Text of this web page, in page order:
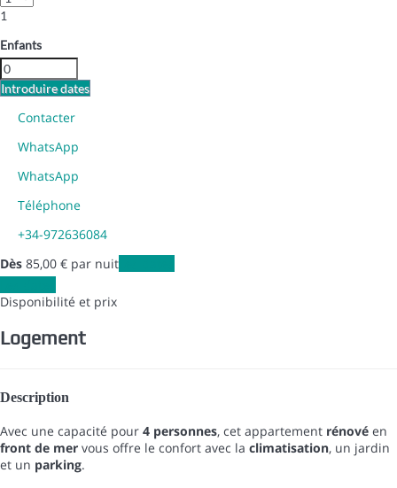
1
Enfants
Introduire dates
Contacter
WhatsApp
WhatsApp
Téléphone
+34-972636084
Dès 85,00 € par nuit
Disponibilité et prix
Logement
Description
Avec une capacité pour 4 personnes, cet appartement rénové en
front de mer vous offre le confort avec la climatisation, un jardin
et un parking.